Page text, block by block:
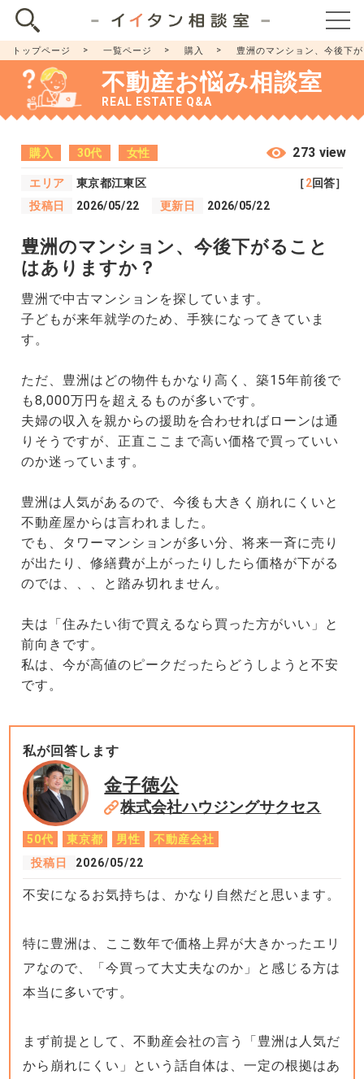
トップページ 一覧ページ 購入 豊洲のマンション、今後下
不動産お悩み相談室
REAL ESTATE Q&A
購入 30代 女性
エリア
東京都江東区
投稿日
2026/05/22 更新日 2026/05/22
［2回答］
273 view
豊洲のマンション、今後下がること
はありますか？
豊洲で中古マンションを探しています。
子どもが来年就学のため、手狭になってきていま
す。
ただ、豊洲はどの物件もかなり高く、築15年前後で
も8,000万円を超えるものが多いです。
夫婦の収入を親からの援助を合わせればローンは通
りそうですが、正直ここまで高い価格で買っていい
のか迷っています。
豊洲は人気があるので、今後も大きく崩れにくいと
不動産屋からは言われました。
でも、タワーマンションが多い分、将来一斉に売り
が出たり、修繕費が上がったりしたら価格が下がる
のでは、、、と踏み切れません。
夫は「住みたい街で買えるなら買った方がいい」と
前向きです。
私は、今が高値のピークだったらどうしようと不安
です。
私が回答します
金子徳公
株式会社ハウジングサクセス
50代 東京都 男性
不動産会社
投稿日
2026/05/22
不安になるお気持ちは、かなり自然だと思います。
特に豊洲は、ここ数年で価格上昇が大きかったエリ
アなので、「今買って大丈夫なのか」と感じる方は
本当に多いです。
まず前提として、不動産会社の言う「豊洲は人気だ
から崩れにくい」という話自体は、一定の根拠はあ